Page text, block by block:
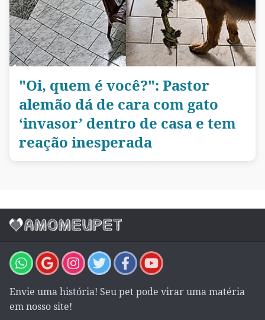
"Oi, quem é você?": Pastor
alemão dá de cara com gato
‘invasor’ dentro de casa e tem
reação inesperada
Envie uma história! Seu pet pode virar uma matéria
em nosso site!